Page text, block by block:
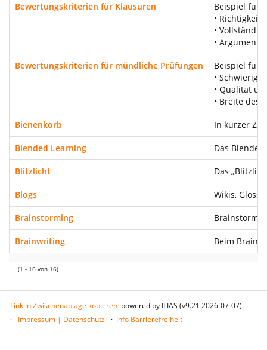
Bewertungskriterien für Klausuren
Beispiel für
• Richtigkeit
•
•
Bewertungskriterien für mündliche Prüfungen
Beispiel für
•
• Qualität
• Breite des
Bienenkorb In kurzer
Blended Learning Das
Blitzlicht Das
Blogs Wikis,
Brainstorming
Brainwriting Beim
(1 - 16 von 16)
Link in Zwischenablage kopieren powered by ILIAS (v9.21 2026-07-07)
Impressum | Datenschutz
Info Barrierefreiheit